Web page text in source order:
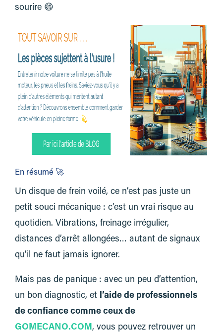
sourire 😄
En résumé 🚀
Un disque de frein voilé, ce n’est pas juste un
petit souci mécanique : c’est un vrai risque au
quotidien. Vibrations, freinage irrégulier,
distances d’arrêt allongées… autant de signaux
qu’il ne faut jamais ignorer.
Mais pas de panique : avec un peu d’attention,
un bon diagnostic, et l’aide de professionnels
de confiance comme ceux de
GOMECANO.COM, vous pouvez retrouver un